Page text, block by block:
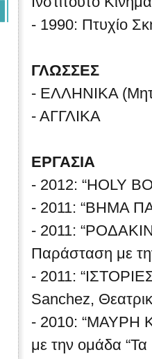
- 1990: Πτυχίο
ΓΛΩΣΣΕΣ
- ΕΛΛΗΝΙΚΑ
- ΑΓΓΛΙΚΑ
ΕΡΓΑΣΙΑ
- 2012: “HOLY
- 2011: “ΒΗΜΑ
- 2011:
Παράσταση με
- 2011:
Sanchez,
- 2010: “ΜΑΥΡΗ
με την ομάδα “Τα